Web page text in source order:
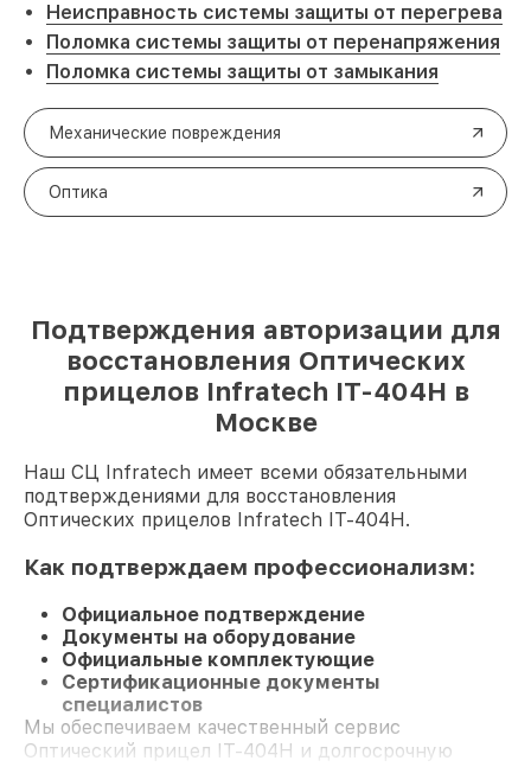
Неисправность системы защиты от перегрева
Поломка системы защиты от перенапряжения
Поломка системы защиты от замыкания
Механические повреждения
Оптика
Подтверждения авторизации для
восстановления Оптических
прицелов Infratech IT-404H в
Москве
Наш СЦ Infratech имеет всеми обязательными
подтверждениями для восстановления
Оптических прицелов Infratech IT-404H.
Как подтверждаем профессионализм:
Официальное подтверждение
Документы на оборудование
Официальные комплектующие
Сертификационные документы
специалистов
Мы обеспечиваем качественный сервис
Оптический прицел IT-404H и долгосрочную